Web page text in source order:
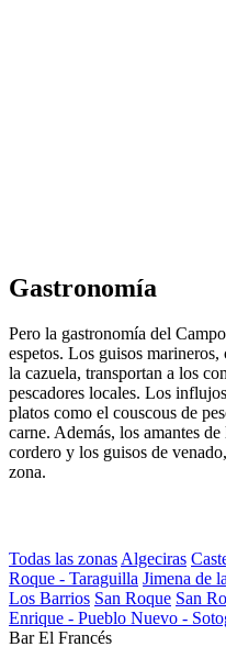
Gastronomía
Pero la gastronomía del
espetos. Los guisos
la cazuela, transportan a los
pescadores locales. Los
platos como el couscous de
carne. Además, los amantes
cordero y los guisos de
zona.
Todas las zonasAlgeciras
Roque - Taraguilla Jimena de
Los Barrios San Roque San
Enrique - Pueblo Nuevo -
Bar El Francés